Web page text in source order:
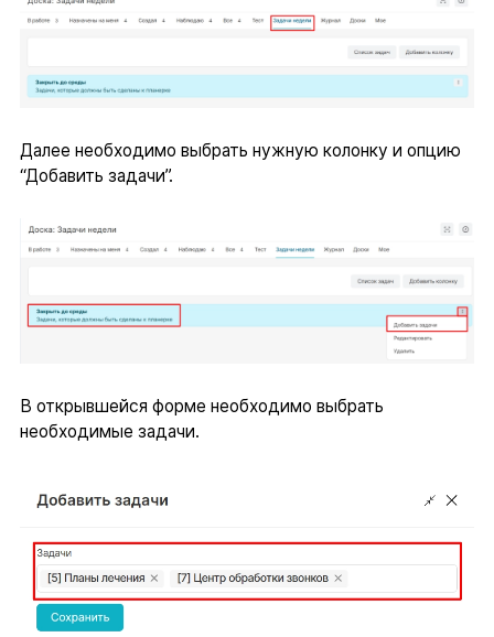
Далее необходимо выбрать нужную колонку и опцию
“Добавить задачи”.
В открывшейся форме необходимо выбрать
необходимые задачи.